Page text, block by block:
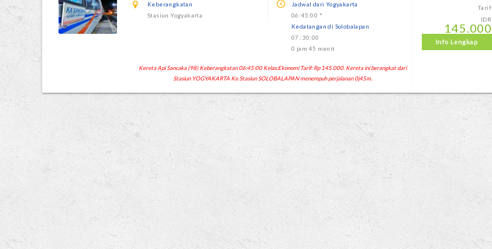
Keberangkatan
Stasiun Yogyakarta
Jadwal dari Yogyakarta
06:45:00 *
Kedatangan di Solobalapan
07.:30:00
0 jam 45 menit
Tarif
IDR
145.000
Info Lengkap
Kereta Api Sancaka (98) Keberangkatan 06:45:00 Kelas:Ekonomi Tarif: Rp 145.000. Kereta ini berangkat dari
Stasiun YOGYAKARTA Ke Stasiun SOLOBALAPAN menempuh perjalanan 0j45m.